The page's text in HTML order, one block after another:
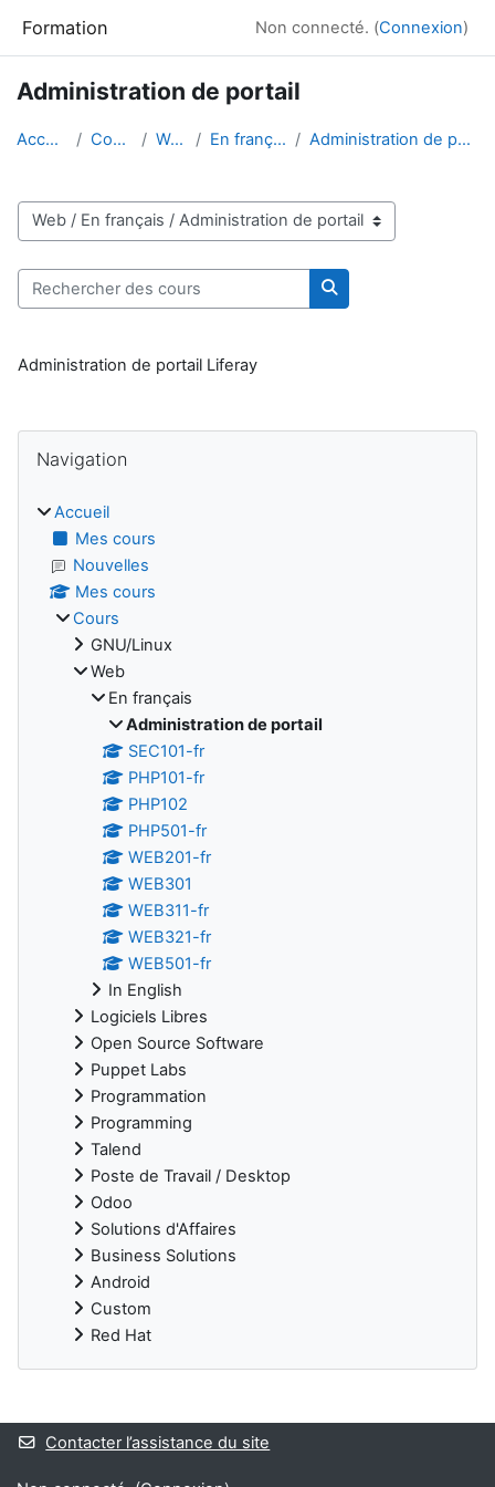
Formation Non connecté. (Connexion)
Administration de portail
Accueil Cours Web En français Administration de portail
Catégories de cours
Rechercher des cours
Rechercher des
Administration de portail Liferay
Blocs
Navigation
Accueil
Mes cours
Nouvelles
Mes cours
Cours
GNU/Linux
Web
En français
Administration de portail
SEC101-fr
PHP101-fr
PHP102
PHP501-fr
WEB201-fr
WEB301
WEB311-fr
WEB321-fr
WEB501-fr
In English
Logiciels Libres
Open Source Software
Puppet Labs
Programmation
Programming
Talend
Poste de Travail / Desktop
Odoo
Solutions d'Affaires
Business Solutions
Android
Custom
Red Hat
Blocs supplémentaires
Contacter l’assistance du site